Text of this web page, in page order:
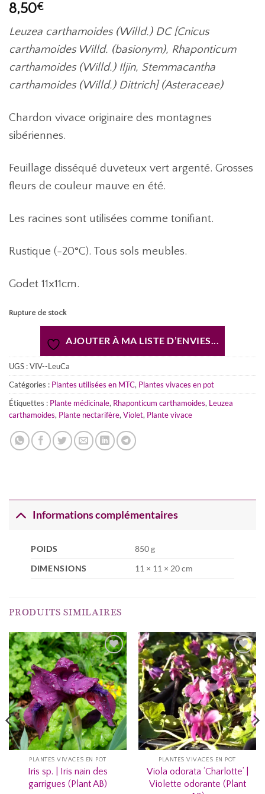
8,50€
Leuzea carthamoides (Willd.) DC [Cnicus
carthamoides Willd. (basionym), Rhaponticum
carthamoides (Willd.) Iljin, Stemmacantha
carthamoides (Willd.) Dittrich] (Asteraceae)
Chardon vivace originaire des montagnes
sibériennes.
Feuillage disséqué duveteux vert argenté. Grosses
fleurs de couleur mauve en été.
Les racines sont utilisées comme tonifiant.
Rustique (-20°C). Tous sols meubles.
Godet 11x11cm.
Rupture de stock
AJOUTER À MA LISTE D’ENVIES...
UGS :VIV--LeuCa
Catégories : Plantes utilisées en MTC, Plantes vivaces en pot
Étiquettes : Plante médicinale, Rhaponticum carthamoides, Leuzea
carthamoides, Plante nectarifère, Violet, Plante vivace
Informations complémentaires
POIDS
850 g
DIMENSIONS
11 × 11 × 20 cm
PRODUITS SIMILAIRES
AJOUTER
À MA
LISTE
D’ENVIES...
PLANTES VIVACES EN POT
Iris sp. | Iris nain des
garrigues (Plant AB)
AJOUTER
À MA
LISTE
D’ENVIES...
PLANTES VIVACES EN POT
Viola odorata ‘Charlotte’ |
Violette odorante (Plant